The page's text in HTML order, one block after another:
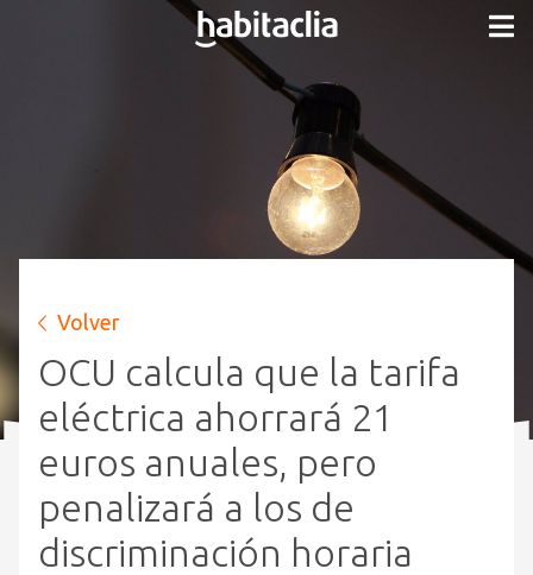
Volver
OCU calcula que la tarifa
eléctrica ahorrará 21
euros anuales, pero
penalizará a los de
discriminación horaria